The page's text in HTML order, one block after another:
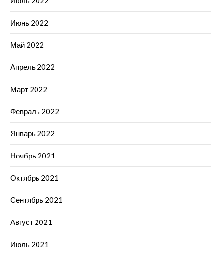
Июнь 2022
Май 2022
Апрель 2022
Март 2022
Февраль 2022
Январь 2022
Ноябрь 2021
Октябрь 2021
Сентябрь 2021
Август 2021
Июль 2021